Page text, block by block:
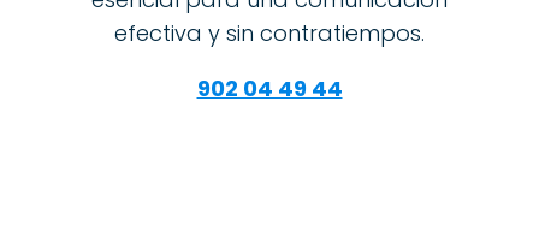
efectiva y sin contratiempos.
902 04 49 44